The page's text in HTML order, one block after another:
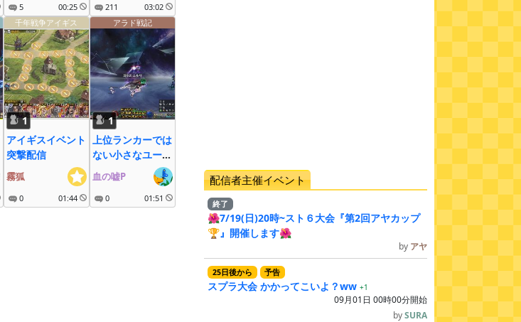
5 00:25 211
03:02
千年戦争アイギス
1
アイギスイベント
突撃配信
霧狐
0 01:44
アラド戦記
1
上位ランカーでは
ない小さなユーザ
ー(アラド戦記)
血の嘘P
0
01:51
配信者主催イベント
終了
🌺7/19(日)20時~スト６大会『第2回アヤカップ
🏆』開催します🌺
by アヤ
25日後から 予告
スプラ大会 かかってこいよ？ww +1
09月01日 00時00分開始
bySURA